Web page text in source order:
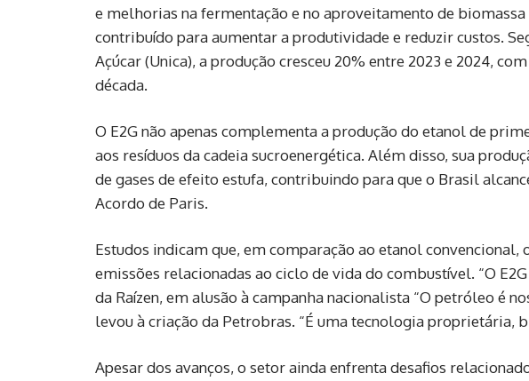
e melhorias na fermentação e no aproveitamento de
contribuído para aumentar a produtividade e reduzir custos.
Açúcar (Unica), a produção cresceu 20% entre 2023 e 2024,
década.
O E2G não apenas complementa a produção do etanol de
aos resíduos da cadeia sucroenergética. Além disso, sua
de gases de efeito estufa, contribuindo para que o Brasil
Acordo de Paris.
Estudos indicam que, em comparação ao etanol
emissões relacionadas ao ciclo de vida do combustível. “O
da Raízen, em alusão à campanha nacionalista “O petróleo é
levou à criação da Petrobras. “É uma tecnologia proprietária,
Apesar dos avanços, o setor ainda enfrenta desafios